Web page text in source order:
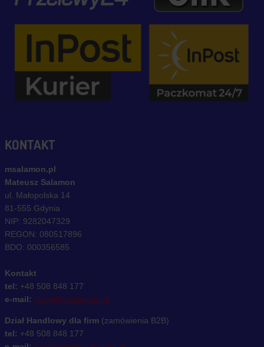
KONTAKT
msalamon.pl
Mateusz Salamon
ul. Małopolska 14
81-555 Gdynia
NIP: 9282047329
REGON: 080517896
BDO: 000356585
Kontakt
tel: +48 508 848 177
e-mail: sklep@msalamon.pl
Dział Handlowy dla firm (zamówienia B2B)
tel: +48 508 848 177